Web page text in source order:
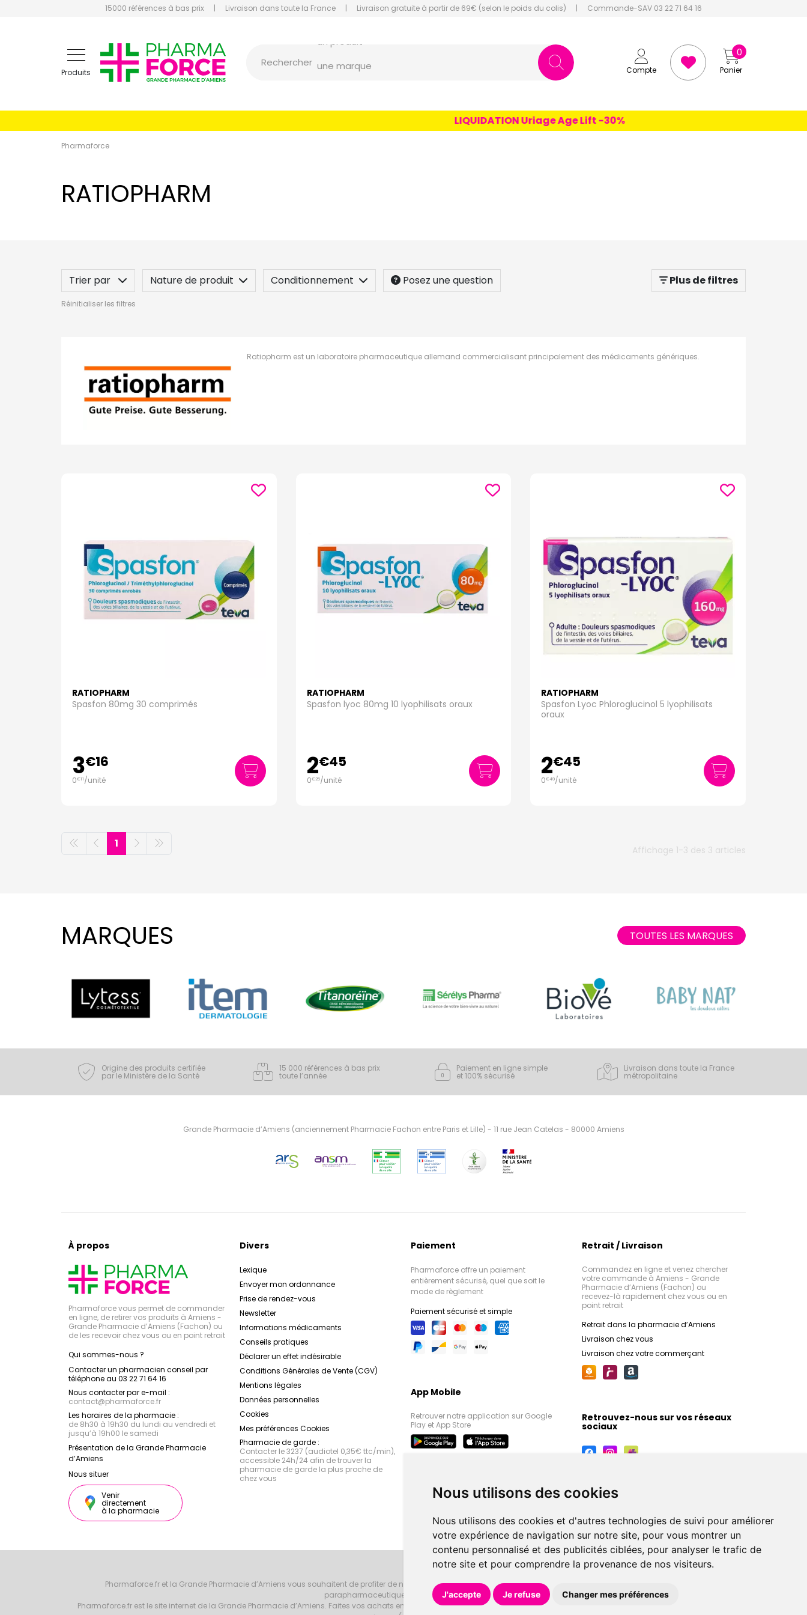
Nous utilisons des cookies
Nous utilisons des cookies et d'autres technologies de suivi pour améliorer
votre expérience de navigation sur notre site, pour vous montrer un
contenu personnalisé et des publicités ciblées, pour analyser le trafic de
notre site et pour comprendre la provenance de nos visiteurs.
J'accepte Je refuse Changer mes préférences
15000 références à bas prix | Livraison dans toute la France | Livraison gratuite à partir de 69€ (selon le poids du colis) | Commande-SAV 03 22 71 64 16
Produits
Pharmaforce Grande Pharmacie Amiens Fachon
Compte Panier
0
Rechercher
un conseil
une marque
LIQUIDATION Uriage Age Lift -30%
Pharmaforce
RATIOPHARM
Trier par Nature de produit Conditionnement Posez une question Plus de filtres
Réinitialiser les filtres
Ratiopharm est un laboratoire pharmaceutique allemand commercialisant principalement des médicaments génériques.
RATIOPHARM
Spasfon 80mg 30 comprimés
3€16
0€11/unité
RATIOPHARM
Spasfon lyoc 80mg 10 lyophilisats oraux
2€45
0€25/unité
RATIOPHARM
Spasfon Lyoc Phloroglucinol 5 lyophilisats
oraux
2€45
0€49/unité
Affichage 1-3 des 3 articles
1
MARQUES TOUTES LES MARQUES
Origine des produits certifiée
par le Ministère de la Santé
15 000 références à bas prix
toute l’année
Paiement en ligne simple
et 100% sécurisé
Livraison dans toute la France
métropolitaine
Grande Pharmacie d’Amiens (anciennement Pharmacie Fachon entre Paris et Lille) - 11 rue Jean Catelas - 80000 Amiens
À propos
Pharmaforce vous permet de commander
en ligne, de retirer vos produits à Amiens -
Grande Pharmacie d’Amiens (Fachon) ou
de les recevoir chez vous ou en point retrait
Qui sommes-nous ?
Contacter un pharmacien conseil par
téléphone au 03 22 71 64 16
Nous contacter par e-mail :
contact@pharmaforce.fr
Les horaires de la pharmacie :
de 8h30 à 19h30 du lundi au vendredi et
jusqu’à 19h00 le samedi
Présentation de la Grande Pharmacie
d’Amiens
Nous situer
Venir
directement
à la pharmacie
Divers
Lexique
Envoyer mon ordonnance
Prise de rendez-vous
Newsletter
Informations médicaments
Conseils pratiques
Déclarer un effet indésirable
Conditions Générales de Vente (CGV)
Mentions légales
Données personnelles
Cookies
Mes préférences Cookies
Pharmacie de garde :
Contacter le 3237 (audiotel 0,35€ ttc/min),
accessible 24h/24 afin de trouver la
pharmacie de garde la plus proche de
chez vous
Paiement
Pharmaforce offre un paiement
entièrement sécurisé, quel que soit le
mode de règlement
Paiement sécurisé et simple
App Mobile
Retrouver notre application sur Google
Play et App Store
Retrait / Livraison
Commandez en ligne et venez chercher
votre commande à Amiens - Grande
Pharmacie d’Amiens (Fachon) ou
recevez-là rapidement chez vous ou en
point retrait
Retrait dans la pharmacie d’Amiens
Livraison chez vous
Livraison chez votre commerçant
Retrouvez-nous sur vos réseaux
sociaux
Pharmaforce.fr et la Grande Pharmacie d’Amiens vous souhaitent de profiter de notre accueil, de nos conseils pharmaceutiques, orthopédiques, homéopathiques,
parapharmaceutiques, beauté et bien-être.
Pharmaforce.fr est le site internet de la Grande Pharmacie d’Amiens. Faites vos achats en ligne grâce à un choix de 20000 références en pharmacie, parapharmacie, diététique et